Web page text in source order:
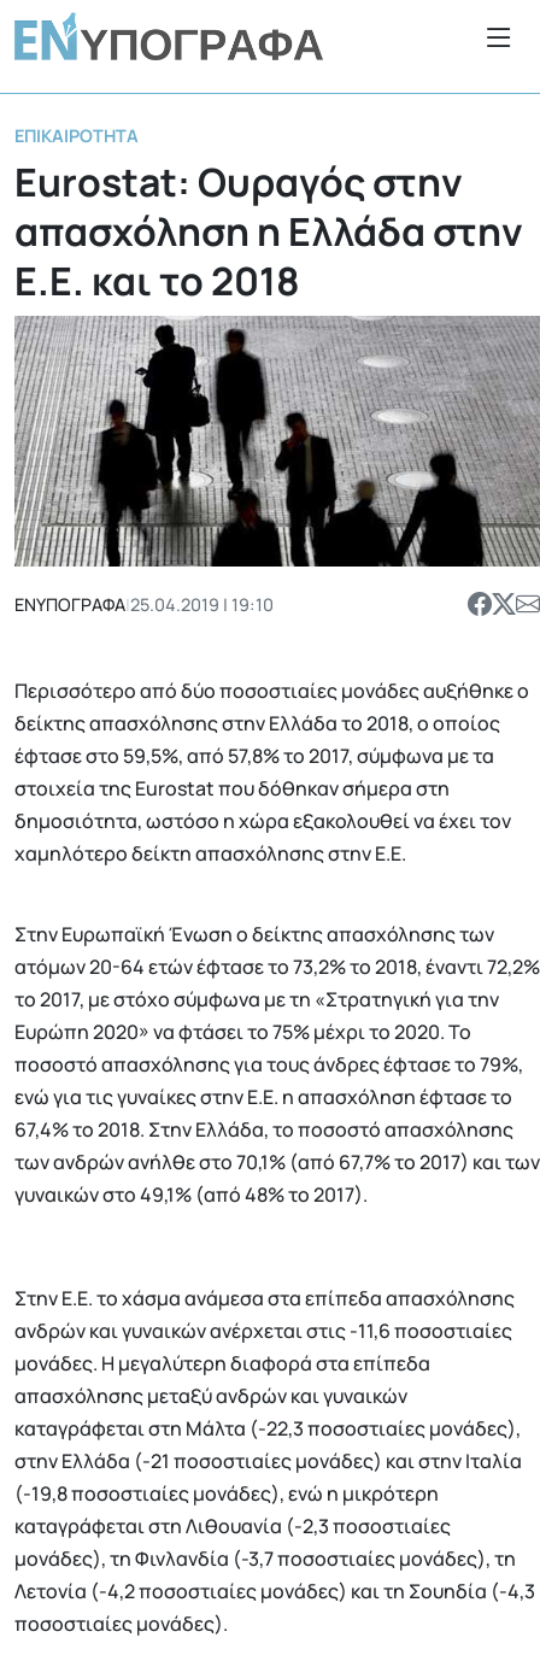
ΕΠΙΚΑΙΡΌΤΗΤΑ
Eurostat: Ουραγός στην
απασχόληση η Ελλάδα στην
Ε.Ε. και το 2018
ΕΝΥΠΟΓΡΑΦΑ|25.04.2019 | 19:10
Περισσότερο από δύο ποσοστιαίες μονάδες αυξήθηκε ο
δείκτης απασχόλησης στην Ελλάδα το 2018, ο οποίος
έφτασε στο 59,5%, από 57,8% το 2017, σύμφωνα με τα
στοιχεία της Eurostat που δόθηκαν σήμερα στη
δημοσιότητα, ωστόσο η χώρα εξακολουθεί να έχει τον
χαμηλότερο δείκτη απασχόλησης στην Ε.Ε.
Στην Ευρωπαϊκή Ένωση ο δείκτης απασχόλησης των
ατόμων 20-64 ετών έφτασε το 73,2% το 2018, έναντι 72,2%
το 2017, με στόχο σύμφωνα με τη «Στρατηγική για την
Ευρώπη 2020» να φτάσει το 75% μέχρι το 2020. Το
ποσοστό απασχόλησης για τους άνδρες έφτασε το 79%,
ενώ για τις γυναίκες στην Ε.Ε. η απασχόληση έφτασε το
67,4% το 2018. Στην Ελλάδα, το ποσοστό απασχόλησης
των ανδρών ανήλθε στο 70,1% (από 67,7% το 2017) και των
γυναικών στο 49,1% (από 48% το 2017).
Στην Ε.Ε. το χάσμα ανάμεσα στα επίπεδα απασχόλησης
ανδρών και γυναικών ανέρχεται στις -11,6 ποσοστιαίες
μονάδες. Η μεγαλύτερη διαφορά στα επίπεδα
απασχόλησης μεταξύ ανδρών και γυναικών
καταγράφεται στη Μάλτα (-22,3 ποσοστιαίες μονάδες),
στην Ελλάδα (-21 ποσοστιαίες μονάδες) και στην Ιταλία
(-19,8 ποσοστιαίες μονάδες), ενώ η μικρότερη
καταγράφεται στη Λιθουανία (-2,3 ποσοστιαίες
μονάδες), τη Φινλανδία (-3,7 ποσοστιαίες μονάδες), τη
Λετονία (-4,2 ποσοστιαίες μονάδες) και τη Σουηδία (-4,3
ποσοστιαίες μονάδες).